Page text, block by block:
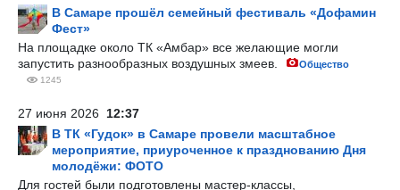
В Самаре прошёл семейный фестиваль «Дофамин
Фест»
На площадке около ТК «Амбар» все желающие могли
запустить разнообразных воздушных змеев.
Общество
1245
27 июня 2026 12:37
В ТК «Гудок» в Самаре провели масштабное
мероприятие, приуроченное к празднованию Дня
молодёжи: ФОТО
Для гостей были подготовлены мастер-классы,